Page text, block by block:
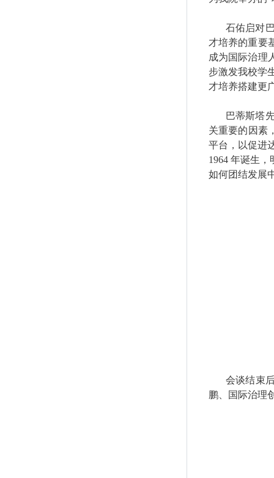
石佑启对
才培养的重要
成为国际治理
步激发我校学
才培养搭建更
巴蒂斯塔
关重要的因素
平台，以促进
1964 年诞生，
如何团结发展
会谈结束
鹏、国际治理